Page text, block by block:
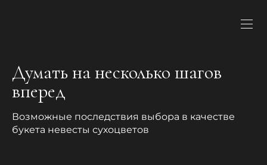
Думать на несколько шагов
вперед
Возможные последствия выбора в качестве
букета невесты сухоцветов